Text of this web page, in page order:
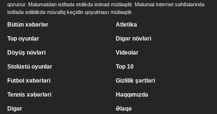
qorunur. Məlumatdan istifadə etdikdə istinad mütləqdir. Məlumat internet səhifələrində
istifadə edildikdə müvafiq keçidin qoyulması mütləqdir.
Bütün xəbərlər
Top oyunlar
Döyüş növləri
Stolüstü oyunlar
Atletika
Digər növləri
Videolar
Top 10
Futbol xəbərləri
Tennis xəbərləri
Digər
Gizlilik şərtləri
Haqqımızda
Əlaqə